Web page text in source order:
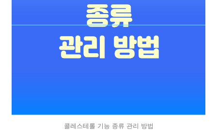
콜레스테롤 기능 종류 관리 방법